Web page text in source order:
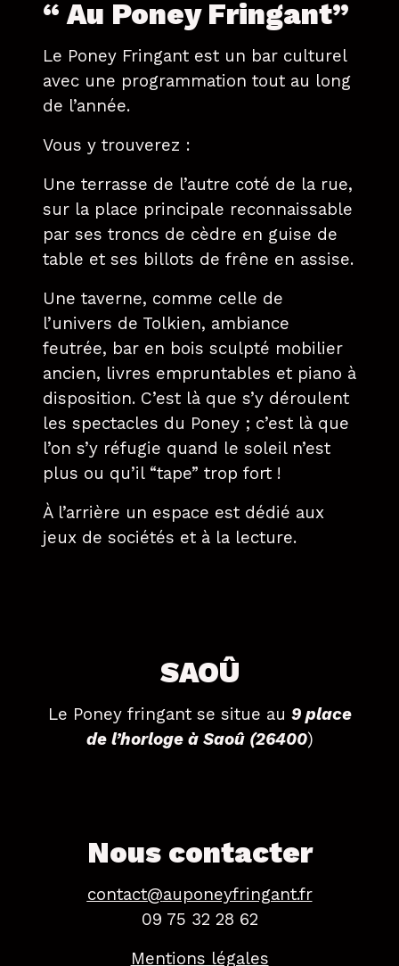
“ Au Poney Fringant”
Le Poney Fringant est un bar culturel
avec une programmation tout au long
de l’année.
Vous y trouverez :
Une terrasse de l’autre coté de la rue,
sur la place principale reconnaissable
par ses troncs de cèdre en guise de
table et ses billots de frêne en assise.
Une taverne, comme celle de
l’univers de Tolkien, ambiance
feutrée, bar en bois sculpté mobilier
ancien, livres empruntables et piano à
disposition. C’est là que s’y déroulent
les spectacles du Poney ; c’est là que
l’on s’y réfugie quand le soleil n’est
plus ou qu’il “tape” trop fort !
À l’arrière un espace est dédié aux
jeux de sociétés et à la lecture.
SAOÛ
Le Poney fringant se situe au 9 place
de l’horloge à Saoû (26400)
Nous contacter
contact@auponeyfringant.fr
09 75 32 28 62
Mentions légales